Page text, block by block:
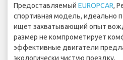
Предоставляемый EUROPCAR,
спортивная модель, идеально
ищет захватывающий опыт
размер не компрометирует
эффективные двигатели
экологически чистую поездку.